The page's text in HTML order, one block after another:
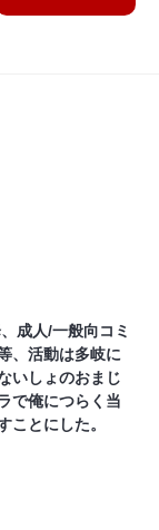
成人/一般向コミ
、活動は多岐に
いしょのおまじ
で俺につらく当
ことにした。